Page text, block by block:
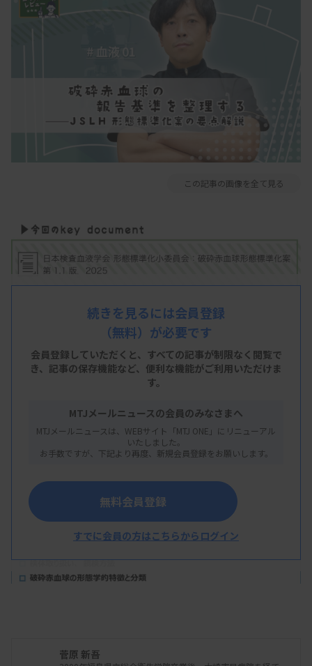
この記事の画像を全て見る
JSLH形態標準化案の概要と特徴
日本検査血液学会（JSLH）の形態標準化小委員会
より、2025年に破砕赤血球形態標準化案（以下、
JSLH形態標準化案）が新たにリリースされた（
1）。JSLH形態標準化案では、破砕赤血球の報
告に関して、検体取り扱い、鏡検方法（カウント方
法）、形態学的判定、報告基準が体系的に示されて
いる。
続きを見るには会員登録
（無料）が必要です
会員登録していただくと、すべての記事が制限なく閲覧で
き、 記事の保存機能など、便利な機能がご利用いただけま
す。
MTJメールニュースの会員のみなさまへ
MTJメールニュースは、WEBサイト「MTJ ONE」にリニューアル
いたしました。
お手数ですが、下記より再度、新規会員登録をお願いします。
無料会員登録
すでに会員の方はこちらからログイン
菅原 新吾